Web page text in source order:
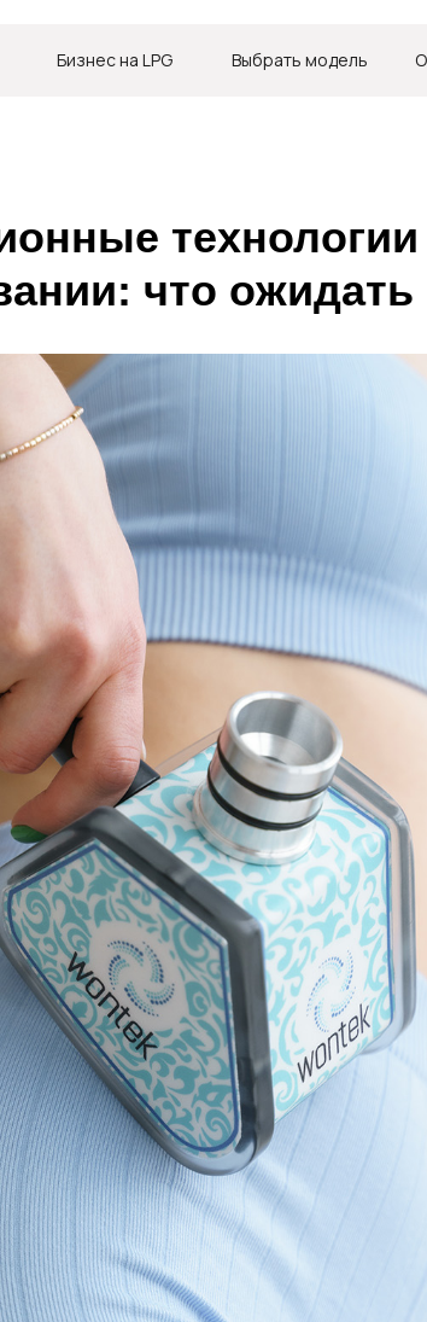
Бизнес на LPG Выбрать модель
Бизнес на LPG Выбрать модель
технологии
что